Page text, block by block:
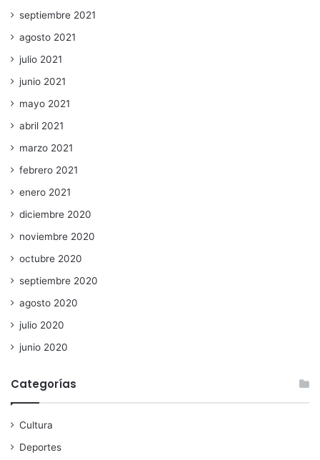
septiembre 2021
agosto 2021
julio 2021
junio 2021
mayo 2021
abril 2021
marzo 2021
febrero 2021
enero 2021
diciembre 2020
noviembre 2020
octubre 2020
septiembre 2020
agosto 2020
julio 2020
junio 2020
Categorías
Cultura
Deportes